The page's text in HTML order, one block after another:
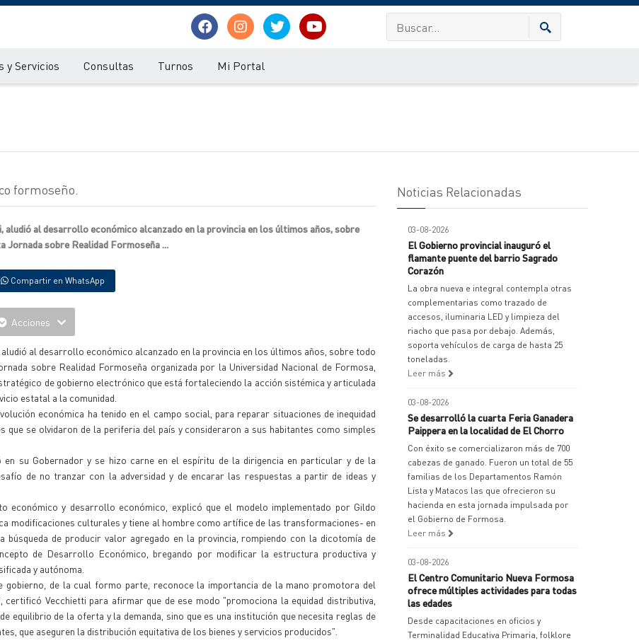
y Servicios Consultas Turnos Mi Portal
formoseño.
al desarrollo económico alcanzado en la provincia en los últimos años, sobre
Jornada sobre Realidad Formoseña ...
Compartir en WhatsApp
Acciones
al desarrollo económico alcanzado en la provincia en los últimos años, sobre todo
sobre Realidad Formoseña organizada por la Universidad Nacional de Formosa,
de gobierno electrónico que está fortaleciendo la acción sistémica y articulada
estatal a la comunidad.
económica ha tenido en el campo social, para reparar situaciones de inequidad
que se olvidaron de la periferia del país y consideraron a sus habitantes como simples
su Gobernador y se hizo carne en el espíritu de la dirigencia en particular y de la
de no tranzar con la adversidad y de encarar las respuestas a partir de ideas y
económico y desarrollo económico, explicó que el modelo implementado por Gildo
modificaciones culturales y tiene al hombre como artífice de las transformaciones- en
búsqueda de producir valor agregado en la provincia, rompiendo con la dicotomía de
de Desarrollo Económico, bregando por modificar la estructura productiva y
y autónoma.
de la cual formo parte, reconoce la importancia de la mano promotora del
Vecchietti para afirmar que de ese modo "promociona la equidad distributiva,
equilibrio de la oferta y la demanda, sino que es una institución que necesita reglas de
que aseguren la distribución equitativa de los bienes y servicios producidos".
Noticias Relacionadas
03-08-2026
El Gobierno provincial inauguró el
flamante puente del barrio Sagrado
Corazón
La obra nueva e integral contempla otras
complementarias como trazado de
accesos, iluminaria LED y limpieza del
riacho que pasa por debajo. Además,
soporta vehículos de carga de hasta 25
toneladas.
Leer más
03-08-2026
Se desarrolló la cuarta Feria Ganadera
Paippera en la localidad de El Chorro
Con éxito se comercializaron más de 700
cabezas de ganado. Fueron un total de 55
familias de los Departamentos Ramón
Lista y Matacos las que ofrecieron su
hacienda en esta jornada impulsada por
el Gobierno de Formosa.
Leer más
03-08-2026
El Centro Comunitario Nueva Formosa
ofrece múltiples actividades para todas
las edades
Desde capacitaciones en oficios y
Terminalidad Educativa Primaria, folklore